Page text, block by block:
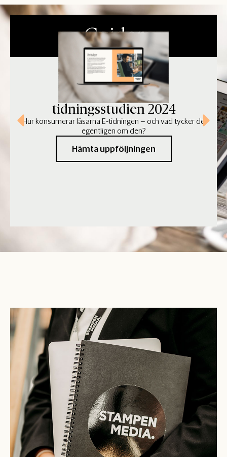
Guider
Uppföljning av E-
tidningsstudien 2024
Hur konsumerar läsarna E-tidningen – och vad tycker de
egentligen om den?
Hämta uppföljningen